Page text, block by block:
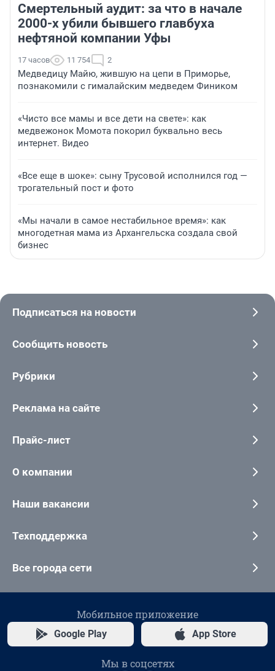
Смертельный аудит: за что в начале
2000-х убили бывшего главбуха
нефтяной компании Уфы
17 часов 11 754 2
Медведицу Майю, жившую на цепи в Приморье,
познакомили с гималайским медведем Фиником
«Чисто все мамы и все дети на свете»: как
медвежонок Момота покорил буквально весь
интернет. Видео
«Все еще в шоке»: сыну Трусовой исполнился год —
трогательный пост и фото
«Мы начали в самое нестабильное время»: как
многодетная мама из Архангельска создала свой
бизнес
Подписаться на новости
Сообщить новость
Рубрики
Реклама на сайте
Прайс-лист
О компании
Наши вакансии
Техподдержка
Все города сети
Мобильное приложение
Google Play App Store
Мы в соцсетях